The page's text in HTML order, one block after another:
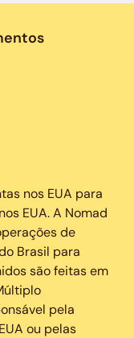
nos EUA para
EUA. A Nomad
de
Brasil para
são feitas em
pela
ou pelas